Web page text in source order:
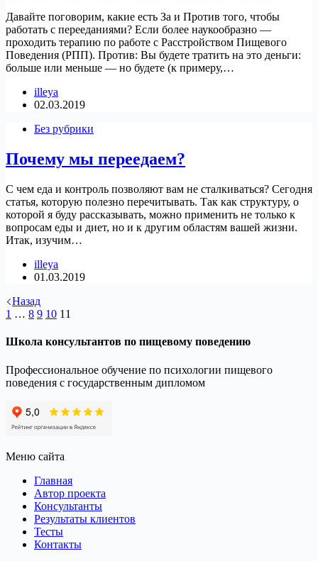
Давайте поговорим, какие есть За и Против того, чтобы
работать с перееданиями? Если более наукообразно —
проходить терапию по работе с Расстройством Пищевого
Поведения (РПП). Против: Вы будете тратить на это деньги:
больше или меньше — но будете (к примеру,…
illeya
02.03.2019
Без рубрики
Почему мы переедаем?
С чем еда и контроль позволяют вам не сталкиваться? Сегодня
статья, которую полезно перечитывать. Так как структуру, о
которой я буду рассказывать, можно применить не только к
вопросам еды и диет, но и к другим областям вашей жизни.
Итак, изучим…
illeya
01.03.2019
Назад
1 … 8 9 10 11
Школа консультантов по пищевому поведению
Профессиональное обучение по психологии пищевого
поведения с государственным дипломом
Меню сайта
Главная
Автор проекта
Консультанты
Результаты клиентов
Тесты
Контакты